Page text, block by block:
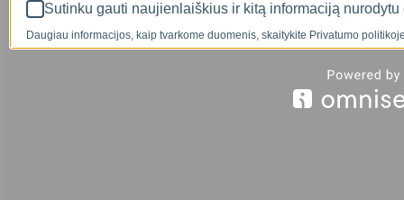
Sutinku gauti naujienlaiškius ir kitą informaciją
Daugiau informacijos, kaip tvarkome duomenis, skaitykite Privatumo